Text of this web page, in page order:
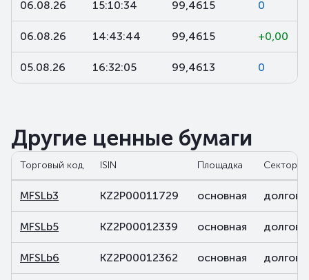
06.08.26 15:10:34 99,4615 0
06.08.26 14:43:44 99,4615 +0,00
05.08.26 16:32:05 99,4613 0
Другие ценные бумаги
Торговый код ISIN Площадка Сектор
MFSLb3 KZ2P00011729 основная
MFSLb5 KZ2P00012339 основная
MFSLb6 KZ2P00012362 основная